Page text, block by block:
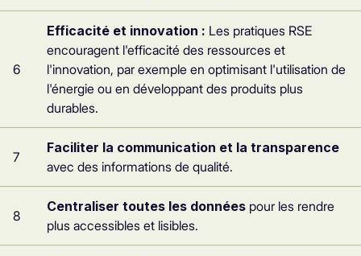
6
Efficacité et innovation : Les pratiques RSE
encouragent l'efficacité des ressources et
l'innovation, par exemple en optimisant l'utilisation de
l'énergie ou en développant des produits plus
durables.
7
Faciliter la communication et la transparence
avec des informations de qualité.
8
Centraliser toutes les données pour les rendre
plus accessibles et lisibles.